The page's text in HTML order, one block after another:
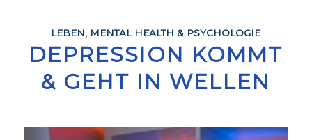
LEBEN, MENTAL HEALTH & PSYCHOLOGIE
DEPRESSION KOMMT
& GEHT IN WELLEN